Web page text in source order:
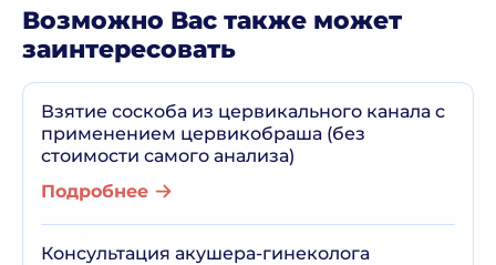
Возможно Вас также может
заинтересовать
Взятие соскоба из цервикального канала с
применением цервикобраша (без
стоимости самого анализа)
Подробнее
Консультация акушера-гинеколога